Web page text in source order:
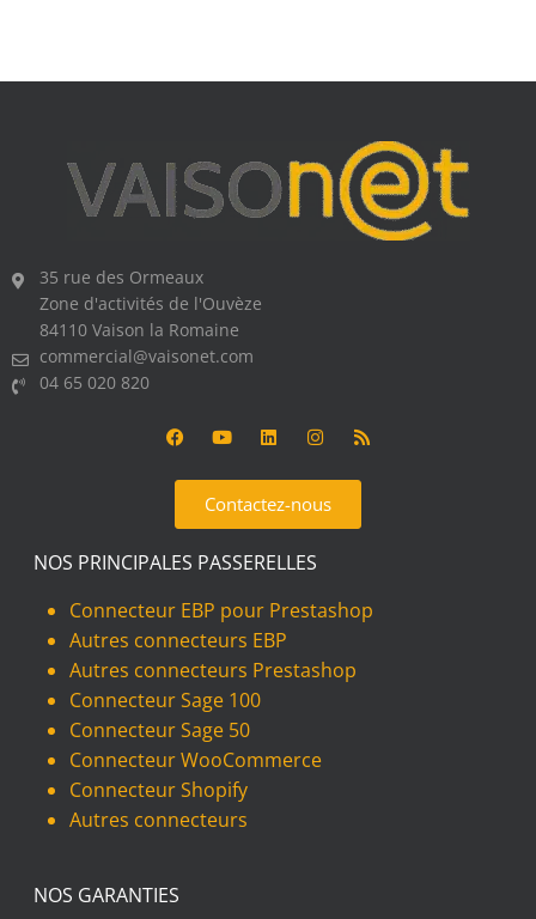
35 rue des Ormeaux
Zone d'activités de l'Ouvèze
84110 Vaison la Romaine
commercial@vaisonet.com
04 65 020 820
Contactez-nous
NOS PRINCIPALES PASSERELLES
Connecteur EBP pour Prestashop
Autres connecteurs EBP
Autres connecteurs Prestashop
Connecteur Sage 100
Connecteur Sage 50
Connecteur WooCommerce
Connecteur Shopify
Autres connecteurs
NOS GARANTIES